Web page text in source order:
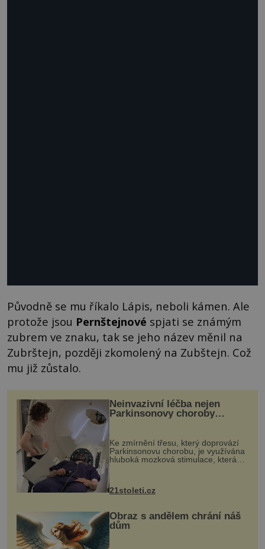
Původně se mu říkalo Lápis, neboli kámen. Ale
protože jsou Pernštejnové spjati se známým
zubrem ve znaku, tak se jeho název měnil na
Zubrštejn, později zkomolený na Zubštejn. Což
mu již zůstalo.
Neinvazivní léčba nejen
Parkinsonovy choroby
Ke zmírnění třesu, který doprovází
Parkinsonovu chorobu, je využívána
hluboká mozková stimulace, která
však vyžaduje vysoce invazivní
k dostatečně přesnému zacílení ...
21stoleti.cz
Obraz s andělem chrání náš
dům